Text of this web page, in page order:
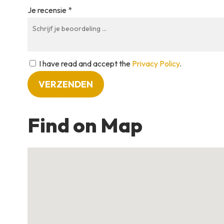
Je recensie *
I have read and accept the Privacy Policy.
Find on Map